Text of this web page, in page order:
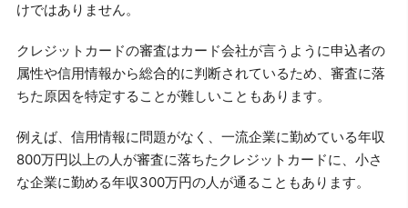
けではありません。
クレジットカードの審査はカード会社が言うように申込者の
属性や信用情報から総合的に判断されているため、審査に落
ちた原因を特定することが難しいこともあります。
例えば、信用情報に問題がなく、一流企業に勤めている年収
800万円以上の人が審査に落ちたクレジットカードに、小さ
な企業に勤める年収300万円の人が通ることもあります。